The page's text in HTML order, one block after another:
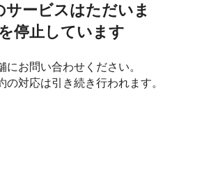
サービスはただいま
停止しています
にお問い合わせください。
の対応は引き続き行われます。